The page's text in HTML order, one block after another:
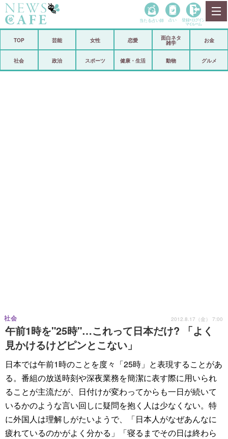
政治
当たる占い師 占い 登録• ログイン
マイルーム
TOP 芸能 女性 恋愛
面白ネタ
雑学
お金
社会 政治 スポーツ 健康・生活 動物 グルメ
午前1時を"25時"…これって日本だけ? 「よく
見かけるけどピンとこない」
社会 2012.8.17（金） 7:00
日本では午前1時のことを度々「25時」と表現することがあ
る。番組の放送時刻や深夜業務を簡潔に表す際に用いられ
ることが主流だが、日付けが変わってからも一日が続いて
いるかのような言い回しに疑問を抱く人は少なくない。特
に外国人は理解しがたいようで、「日本人がなぜあんなに
疲れているのかがよく分かる」「寝るまでその日は終わら